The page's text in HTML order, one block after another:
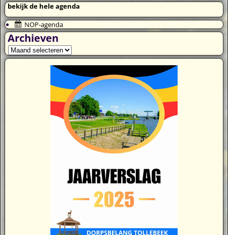
bekijk de hele agenda
NOP-agenda
Archieven